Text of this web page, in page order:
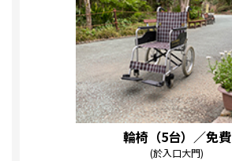
輪椅（5台）／免費
(於入口大門)